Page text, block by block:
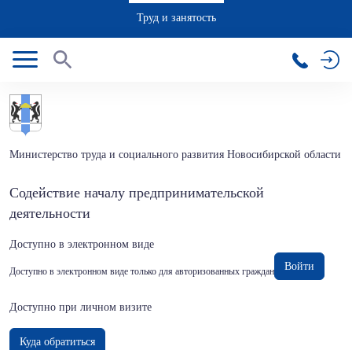
Труд и занятость
Министерство труда и социального развития Новосибирской области
Cодействие началу предпринимательской
деятельности
Доступно в электронном виде
Доступно в электронном виде только для авторизованных граждан Войти
Доступно при личном визите
Куда обратиться